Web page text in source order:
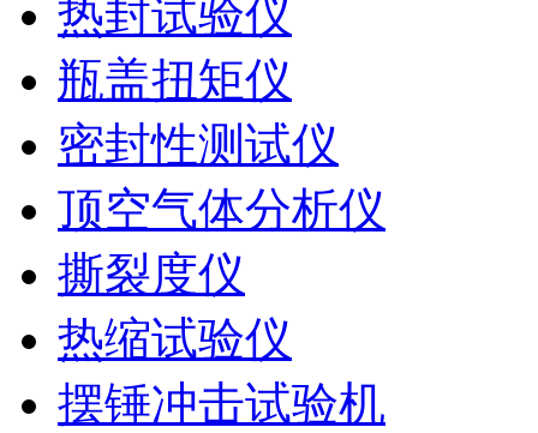
热封试验仪
瓶盖扭矩仪
密封性测试仪
顶空气体分析仪
撕裂度仪
热缩试验仪
摆锤冲击试验机